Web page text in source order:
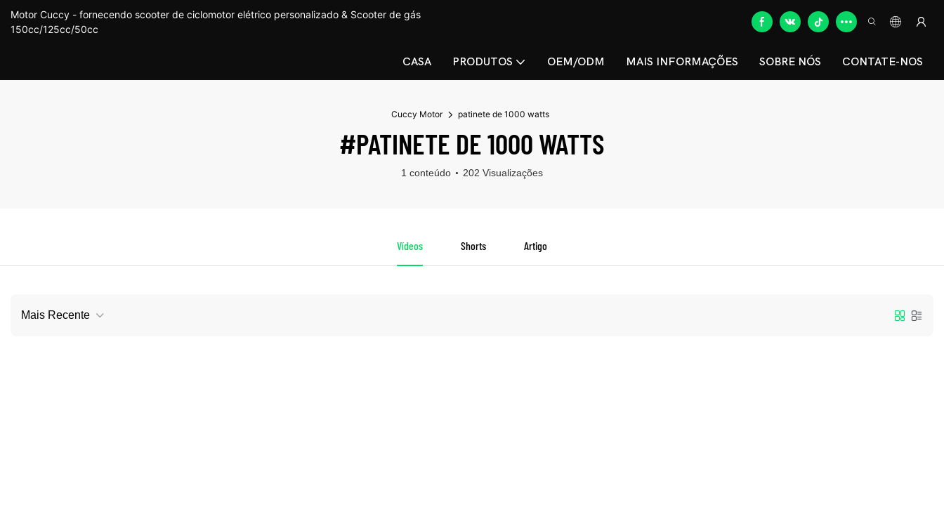
Motor Cuccy - fornecendo scooter de ciclomotor elétrico personalizado & Scooter de gás
150cc/125cc/50cc
CASA PRODUTOS OEM/ODM MAIS INFORMAÇÕES SOBRE NÓS CONTATE-NOS
Cuccy Motor patinete de 1000 watts
#PATINETE DE 1000 WATTS
1 conteúdo 202 Visualizações
Vídeos Shorts Artigo
Mais Recente